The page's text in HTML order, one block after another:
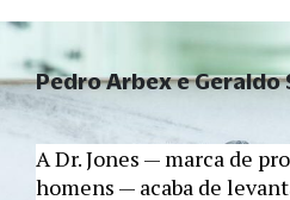
A Dr. Jones — marca de
homens — acaba de
Pedro Arbex e Geraldo